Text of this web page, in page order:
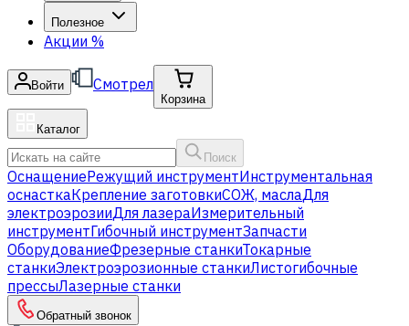
Полезное
Акции %
Войти Смотрел
Корзина
Каталог
Поиск
ОснащениеРежущий инструментИнструментальная
оснасткаКрепление заготовкиСОЖ, маслаДля
электроэрозииДля лазераИзмерительный
инструментГибочный инструментЗапчасти
ОборудованиеФрезерные станкиТокарные
станкиЭлектроэрозионные станкиЛистогибочные
прессыЛазерные станки
Обратный звонок